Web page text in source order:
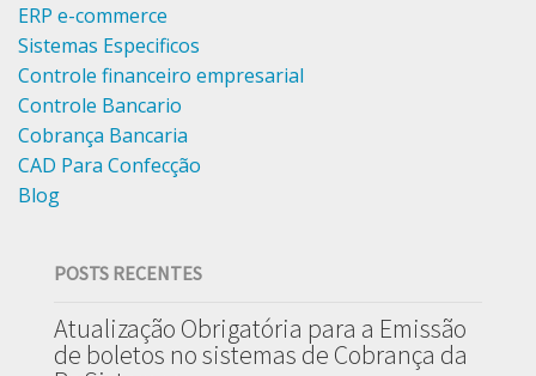
ERP e-commerce
Sistemas Especificos
Controle financeiro empresarial
Controle Bancario
Cobrança Bancaria
CAD Para Confecção
Blog
POSTS RECENTES
Atualização Obrigatória para a Emissão
de boletos no sistemas de Cobrança da